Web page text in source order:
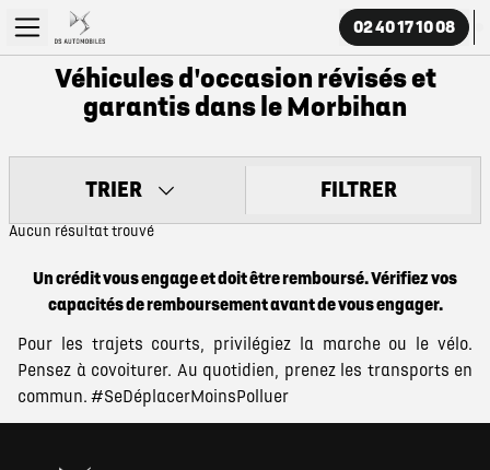
02 40 17 10 08
Véhicules d'occasion révisés et
garantis dans le Morbihan
TRIER FILTRER
Aucun résultat trouvé
Un crédit vous engage et doit être remboursé. Vérifiez vos
capacités de remboursement avant de vous engager.
Pour les trajets courts, privilégiez la marche ou le vélo.
Pensez à covoiturer. Au quotidien, prenez les transports en
commun. #SeDéplacerMoinsPolluer